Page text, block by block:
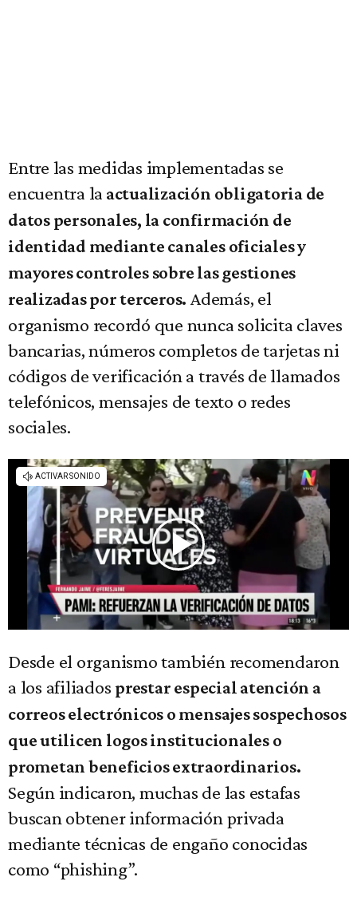
Entre las medidas implementadas se
encuentra la actualización obligatoria de
datos personales, la confirmación de
identidad mediante canales oficiales y
mayores controles sobre las gestiones
realizadas por terceros. Además, el
organismo recordó que nunca solicita claves
bancarias, números completos de tarjetas ni
códigos de verificación a través de llamados
telefónicos, mensajes de texto o redes
sociales.
Desde el organismo también recomendaron
a los afiliados prestar especial atención a
correos electrónicos o mensajes sospechosos
que utilicen logos institucionales o
prometan beneficios extraordinarios.
Según indicaron, muchas de las estafas
buscan obtener información privada
mediante técnicas de engaño conocidas
como “phishing”.